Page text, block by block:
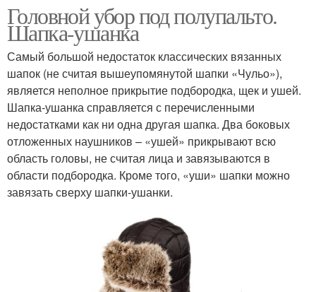
Головной убор под полупальто.
Шапка-ушанка
Самый большой недостаток классических вязанных
шапок (не считая вышеупомянутой шапки «Чульо»),
является неполное прикрытие подбородка, щек и ушей.
Шапка-ушанка справляется с перечисленными
недостатками как ни одна другая шапка. Два боковых
отложенных наушников – «ушей» прикрывают всю
область головы, не считая лица и завязываются в
области подбородка. Кроме того, «уши» шапки можно
завязать сверху шапки-ушанки.